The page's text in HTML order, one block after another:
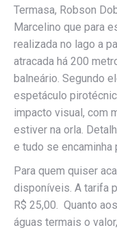
Termasa, Robson
Marcelino que para
realizada no lago a
atracada há 200
balneário. Segundo
espetáculo
impacto visual, com
estiver na orla.
e tudo se encaminha
Para quem quiser
disponíveis. A tarifa
R$ 25,00. Quanto
águas termais o